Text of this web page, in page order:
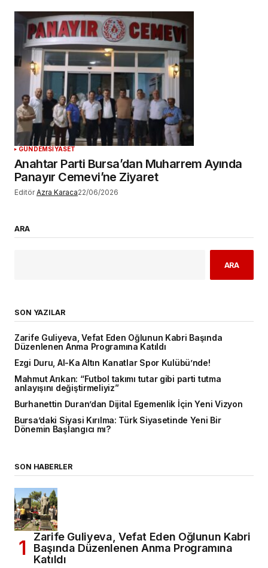
GÜNDEMSİYASET
Anahtar Parti Bursa’dan Muharrem Ayında
Panayır Cemevi’ne Ziyaret
Editör Azra Karaca22/06/2026
ARA
ARA
SON YAZILAR
Zarife Guliyeva, Vefat Eden Oğlunun Kabri Başında
Düzenlenen Anma Programına Katıldı
Ezgi Duru, Al-Ka Altın Kanatlar Spor Kulübü’nde!
Mahmut Arıkan: “Futbol takımı tutar gibi parti tutma
anlayışını değiştirmeliyiz”
Burhanettin Duran’dan Dijital Egemenlik İçin Yeni Vizyon
Bursa’daki Siyasi Kırılma: Türk Siyasetinde Yeni Bir
Dönemin Başlangıcı mı?
SON HABERLER
Zarife Guliyeva, Vefat Eden Oğlunun Kabri
Başında Düzenlenen Anma Programına
Katıldı